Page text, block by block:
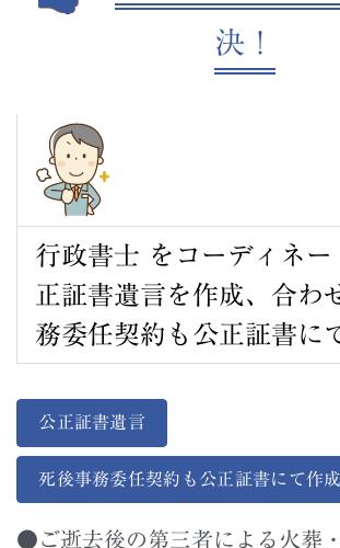
決！
行政書士 をコーディネー
正証書遺言を作成、合わ
務委任契約も公正証書に
公正証書遺言
死後事務委任契約も公正証書にて作成
●ご逝去後の第三者による火葬